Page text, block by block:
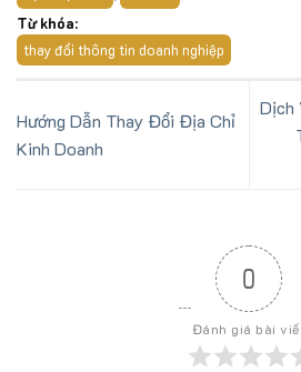
Từ khóa:
thay đổi thông tin doanh nghiệp
Hướng Dẫn Thay Đổi Địa Chỉ
Kinh Doanh
Dịch
0
Đánh giá bài